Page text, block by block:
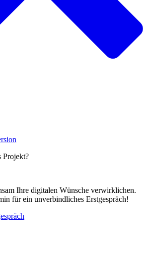
Projekt?
Ihre digitalen Wünsche verwirklichen.
für ein unverbindliches Erstgespräch!